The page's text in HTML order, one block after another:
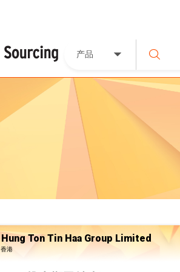
产品
Hung Ton Tin Haa Group Limited
香港